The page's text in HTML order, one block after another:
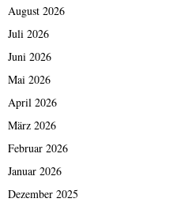
August 2026
Juli 2026
Juni 2026
Mai 2026
April 2026
März 2026
Februar 2026
Januar 2026
Dezember 2025